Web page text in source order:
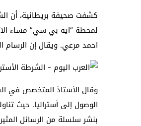
كشفت صحيفة بريطانية، أن
لمحطة “ايه بي سي” مساء
احمد مرعي. ويقال إن الرسام
وقال الأستاذ المتخصص في
بنشر سلسلة من الرسائل